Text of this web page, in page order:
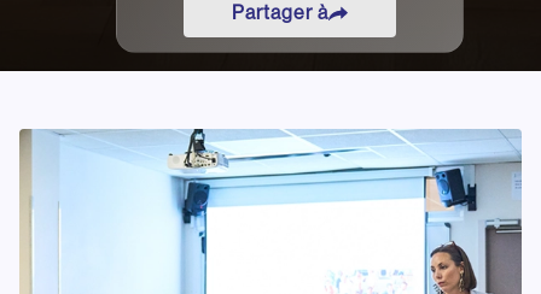
Partager à